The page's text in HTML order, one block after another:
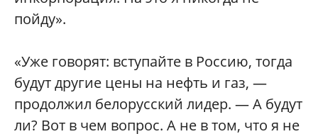
пойду».
«Уже говорят: вступайте в Россию, тогда
будут другие цены на нефть и газ, —
продолжил белорусский лидер. — А будут
ли? Вот в чем вопрос. А не в том, что я не